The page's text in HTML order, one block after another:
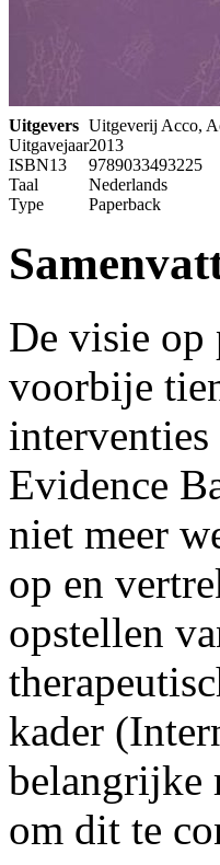
Uitgevers Uitgeverij Acco,
Uitgavejaar2013
ISBN13
9789033493225
Taal
Nederlands
Type
Paperback
De visie op
voorbije
Evidence
niet meer
op en
opstellen
kader
belangrijke
om dit te